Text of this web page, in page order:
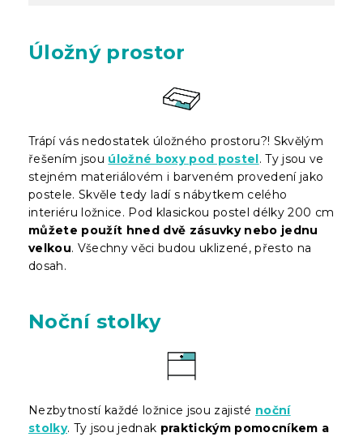
Úložný prostor
Trápí vás nedostatek úložného prostoru?! Skvělým
řešením jsou úložné boxy pod postel. Ty jsou ve
stejném materiálovém i barveném provedení jako
postele. Skvěle tedy ladí s nábytkem celého
interiéru ložnice. Pod klasickou postel délky 200 cm
můžete použít hned dvě zásuvky nebo jednu
velkou. Všechny věci budou uklizené, přesto na
dosah.
Noční stolky
Nezbytností každé ložnice jsou zajisté noční
stolky. Ty jsou jednak praktickým pomocníkem a